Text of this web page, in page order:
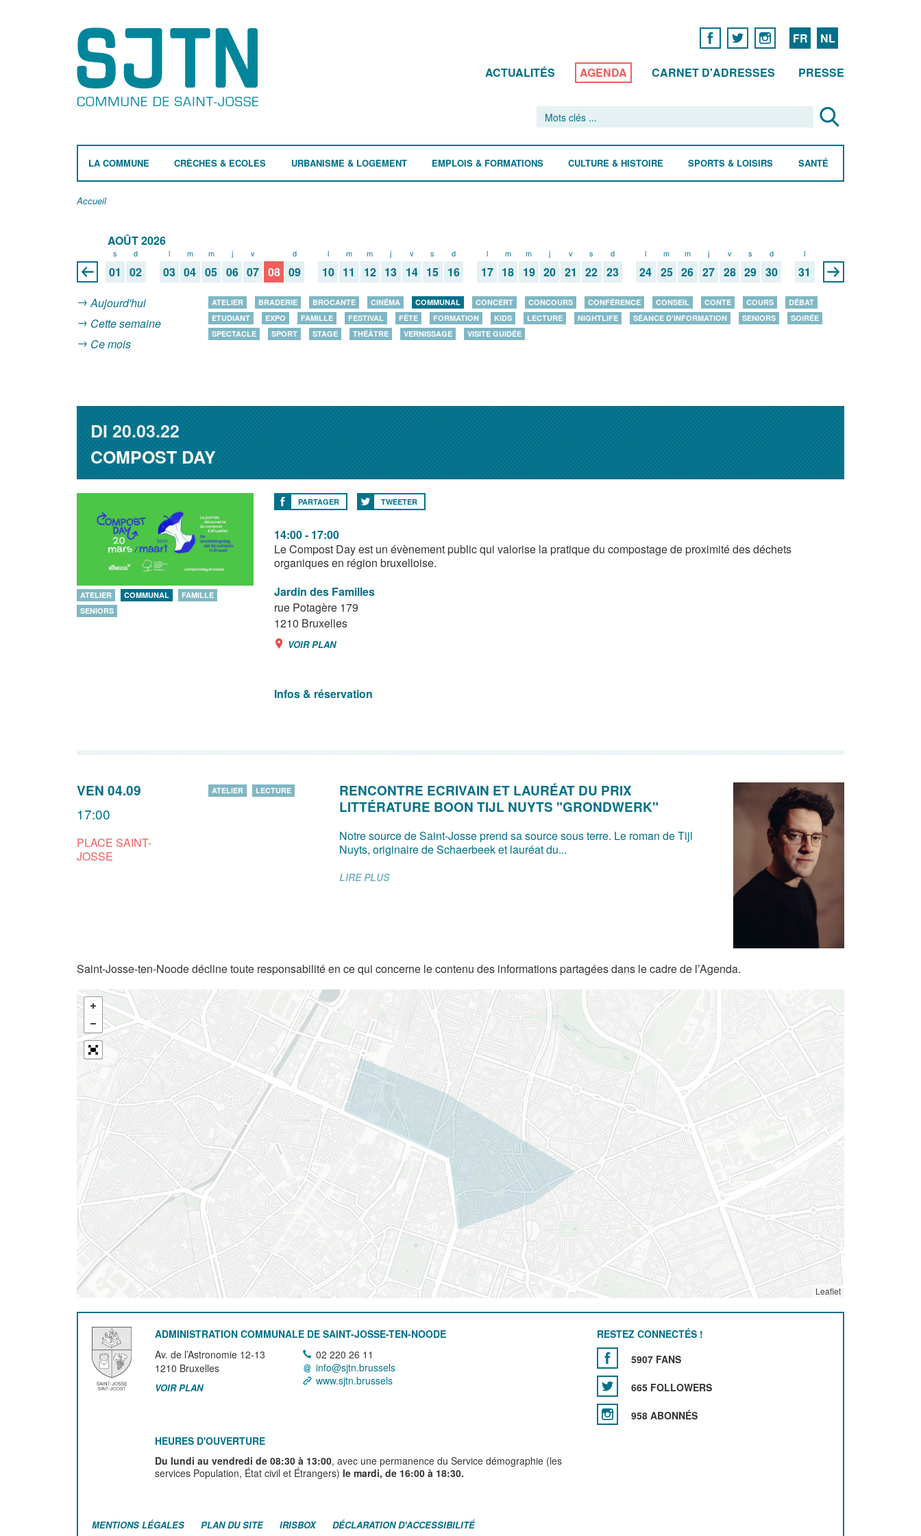
FR NL
ACTUALITÉS AGENDA CARNET D'ADRESSES PRESSE
LA COMMUNE CRÈCHES & ECOLES URBANISME & LOGEMENT EMPLOIS & FORMATIONS CULTURE & HISTOIRE SPORTS & LOISIRS SANTÉ
Accueil
AOÛT 2026
s
01
d
02
l
03
m
04
m
05
j
06
v
07 08
d
09
l
10
m
11
m
12
j
13
v
14
s
15
d
16
l
17
m
18
m
19
j
20
v
21
s
22
d
23
l
24
m
25
m
26
j
27
v
28
s
29
d
30
l
31
Aujourd'hui
Cette semaine
Ce mois
ATELIER BRADERIE BROCANTE CINÉMA COMMUNAL CONCERT CONCOURS CONFÉRENCE CONSEIL CONTE COURS
DÉBAT
ETUDIANT
EXPO FAMILLE FESTIVAL FÊTE FORMATION KIDS LECTURE NIGHTLIFE SÉANCE D'INFORMATION SENIORS
SOIRÉE
SPECTACLE
SPORT STAGE THÉÂTRE VERNISSAGE VISITE GUIDÉE
DI20.03.22
COMPOST DAY
ATELIER COMMUNAL
FAMILLE
SENIORS
PARTAGER TWEETER
14:00 - 17:00
Le Compost Day est un évènement public qui valorise la pratique du compostage de proximité des déchets
organiques en région bruxelloise.
Jardin des Familles
rue Potagère 179
1210 Bruxelles
VOIR PLAN
Infos & réservation
VEN 04.09
17:00
PLACE SAINT-
JOSSE
ATELIER LECTURE
RENCONTRE ECRIVAIN ET LAURÉAT DU PRIX
LITTÉRATURE BOON TIJL NUYTS "GRONDWERK"
Notre source de Saint-Josse prend sa source sous terre. Le roman de Tijl
Nuyts, originaire de Schaerbeek et lauréat du...
LIRE PLUS
Saint-Josse-ten-Noode décline toute responsabilité en ce qui concerne le contenu des informations partagées dans le cadre de l’Agenda.
Leaflet
ADMINISTRATION COMMUNALE DE SAINT-JOSSE-TEN-NOODE
Av. de l’Astronomie 12-13
1210 Bruxelles
VOIR PLAN
02 220 26 11
info@sjtn.brussels
www.sjtn.brussels
HEURES D'OUVERTURE
Du lundi au vendredi de 08:30 à 13:00, avec une permanence du Service démographie (les
services Population, État civil et Étrangers) le mardi, de 16:00 à 18:30.
RESTEZ CONNECTÉS !
5907 FANS
665 FOLLOWERS
958 ABONNÉS
MENTIONS LÉGALES PLAN DU SITE IRISBOX DÉCLARATION D'ACCESSIBILITÉ